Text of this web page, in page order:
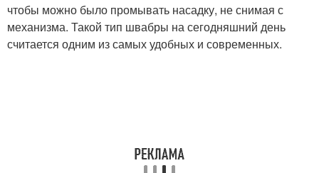
чтобы можно было промывать насадку, не снимая с
механизма. Такой тип швабры на сегодняшний день
считается одним из самых удобных и современных.